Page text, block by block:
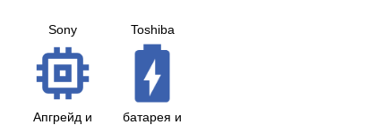
Sony Toshiba
Апгрейд и
батарея и